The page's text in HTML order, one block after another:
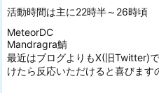
活動時間は主に22時半～26時頃
MeteorDC
Mandragra鯖
最近はブログよりもX(旧Twitter)
けたら反応いただけると喜びます